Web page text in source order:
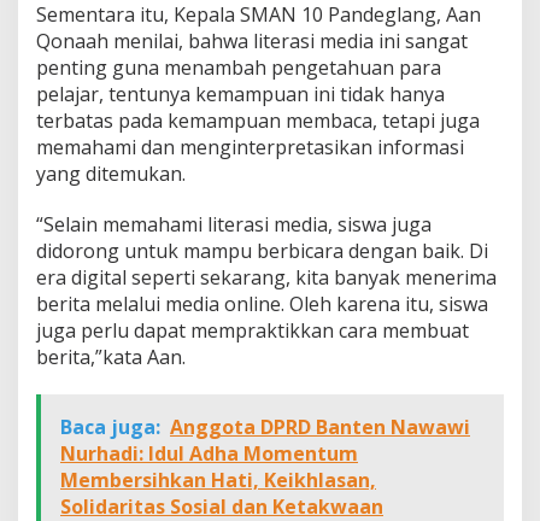
Sementara itu, Kepala SMAN 10 Pandeglang, Aan
Qonaah menilai, bahwa literasi media ini sangat
penting guna menambah pengetahuan para
pelajar, tentunya kemampuan ini tidak hanya
terbatas pada kemampuan membaca, tetapi juga
memahami dan menginterpretasikan informasi
yang ditemukan.
“Selain memahami literasi media, siswa juga
didorong untuk mampu berbicara dengan baik. Di
era digital seperti sekarang, kita banyak menerima
berita melalui media online. Oleh karena itu, siswa
juga perlu dapat mempraktikkan cara membuat
berita,”kata Aan.
Baca juga: Anggota DPRD Banten Nawawi
Nurhadi: Idul Adha Momentum
Membersihkan Hati, Keikhlasan,
Solidaritas Sosial dan Ketakwaan